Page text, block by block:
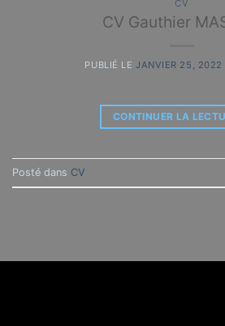
CV
CV Gauthier
PUBLIÉ LE JANVIER 25, 2022
CONTINUER LA
Posté dans CV